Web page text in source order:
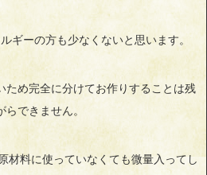
ギーの方も少なくないと思います。
ため完全に分けてお作りすることは残
らできません。
材料に使っていなくても微量入ってし